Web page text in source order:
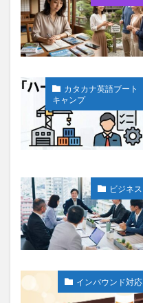
カタカナ英語ブート
キャンプ
ビジネス
インバウンド対応